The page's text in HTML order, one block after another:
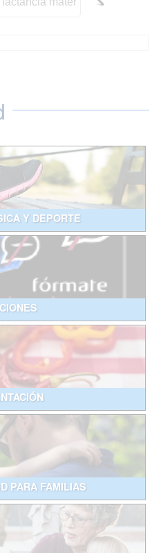
Y DEPORTE
PARA FAMILIAS